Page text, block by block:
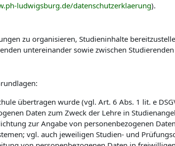
ludwigsburg.de/datenschutzerklaerung).
zu organisieren, Studieninhalte
untereinander sowie zwischen
übertragen wurde (vgl. Art. 6 Abs. 1 lit. e
Daten zum Zweck der Lehre in
zur Angabe von personenbezogenen
vgl. auch jeweiligen Studien- und